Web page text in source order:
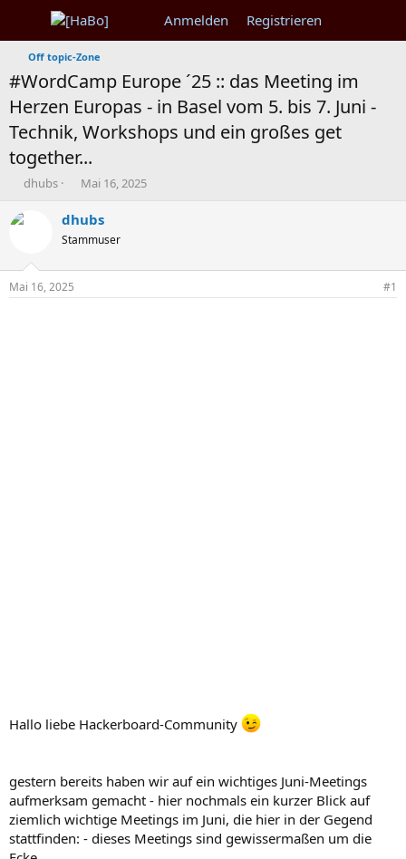
Anmelden Registrieren
Off topic-Zone
#WordCamp Europe ´25 :: das Meeting im
Herzen Europas - in Basel vom 5. bis 7. Juni -
Technik, Workshops und ein großes get
together...
T
e
n
s
t
dhubs
B
g
n
a
Mai 16, 2025
dhubs
Stammuser
Mai 16, 2025 #1
Hallo liebe Hackerboard-Community
gestern bereits haben wir auf ein wichtiges Juni-Meetings
aufmerksam gemacht - hier nochmals ein kurzer Blick auf
ziemlich wichtige Meetings im Juni, die hier in der Gegend
stattfinden: - dieses Meetings sind gewissermaßen um die